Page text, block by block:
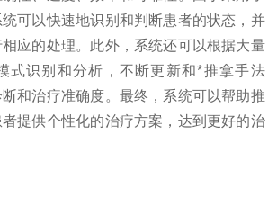
可以快速地识别和判断患者的状态，并
应的处理。此外，系统还可以根据大量
式识别和分析，不断更新和*推拿手法
和治疗准确度。最终，系统可以帮助推
提供个性化的治疗方案，达到更好的治